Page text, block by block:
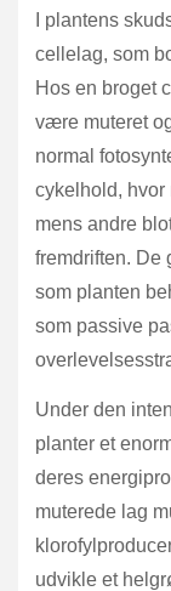
I plantens
cellelag, som
Hos en broget
være muteret
normal
cykelhold, hvor
mens andre
fremdriften. De
som planten
som passive
Under den
planter et
deres
muterede lag
udvikle et